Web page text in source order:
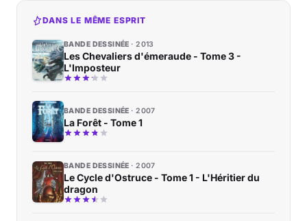
DANS LE MÊME ESPRIT
BANDE DESSINÉE 2013
Les Chevaliers d'émeraude - Tome 3 -
L'Imposteur
BANDE DESSINÉE 2007
La Forêt - Tome 1
BANDE DESSINÉE 2007
Le Cycle d'Ostruce - Tome 1 - L'Héritier du
dragon